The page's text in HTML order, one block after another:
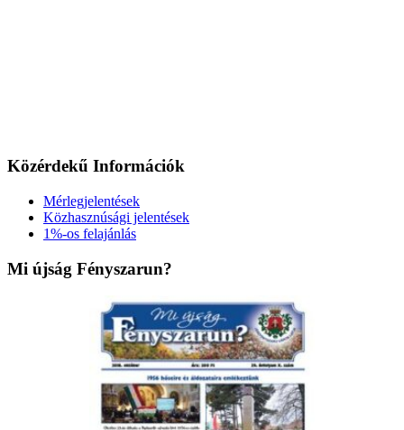
Közérdekű Információk
Mérlegjelentések
Közhasznúsági jelentések
1%-os felajánlás
Mi újság Fényszarun?